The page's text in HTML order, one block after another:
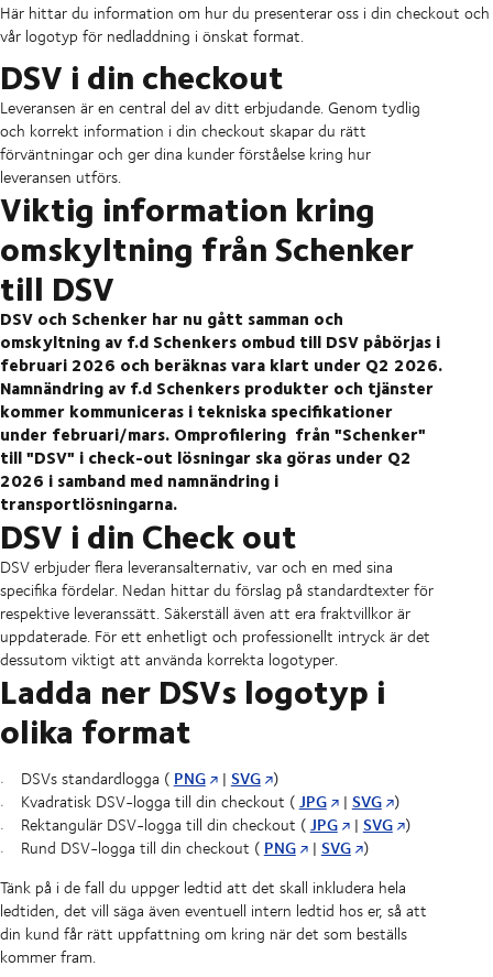
Här hittar du information om hur du presenterar oss i din checkout och
vår logotyp för nedladdning i önskat format.
DSV i din checkout
Leveransen är en central del av ditt erbjudande. Genom tydlig
och korrekt information i din checkout skapar du rätt
förväntningar och ger dina kunder förståelse kring hur
leveransen utförs.
Viktig information kring
omskyltning från Schenker
till DSV
DSV och Schenker har nu gått samman och
omskyltning av f.d Schenkers ombud till DSV påbörjas i
februari 2026 och beräknas vara klart under Q2 2026.
Namnändring av f.d Schenkers produkter och tjänster
kommer kommuniceras i tekniska specifikationer
under februari/mars. Omprofilering från "Schenker"
till "DSV" i check-out lösningar ska göras under Q2
2026 i samband med namnändring i
transportlösningarna.
DSV i din Check out
DSV erbjuder flera leveransalternativ, var och en med sina
specifika fördelar. Nedan hittar du förslag på standardtexter för
respektive leveranssätt. Säkerställ även att era fraktvillkor är
uppdaterade. För ett enhetligt och professionellt intryck är det
dessutom viktigt att använda korrekta logotyper.
Ladda ner DSVs logotyp i
olika format
DSVs standardlogga ( PNG | SVG )
Kvadratisk DSV-logga till din checkout (JPG | SVG )
Rektangulär DSV-logga till din checkout (JPG | SVG )
Rund DSV-logga till din checkout ( PNG | SVG )
Tänk på i de fall du uppger ledtid att det skall inkludera hela
ledtiden, det vill säga även eventuell intern ledtid hos er, så att
din kund får rätt uppfattning om kring när det som beställs
kommer fram.